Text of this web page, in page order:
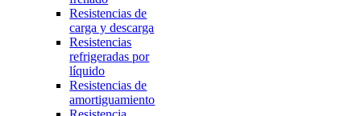
Resistencias de
carga y descarga
Resistencias
refrigeradas por
líquido
Resistencias de
amortiguamiento